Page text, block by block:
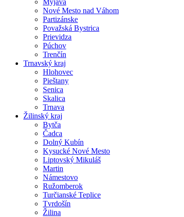
Myjava
Nové Mesto nad Váhom
Partizánske
Považská Bystrica
Prievidza
Púchov
Trenčín
Trnavský kraj
Hlohovec
Pieštany
Senica
Skalica
Trnava
Žilinský kraj
Bytča
Čadca
Dolný Kubín
Kysucké Nové Mesto
Liptovský Mikuláš
Martin
Námestovo
Ružomberok
Turčianské Teplice
Tvrdošín
Žilina